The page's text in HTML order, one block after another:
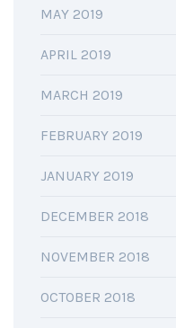
MAY 2019
APRIL 2019
MARCH 2019
FEBRUARY 2019
JANUARY 2019
DECEMBER 2018
NOVEMBER 2018
OCTOBER 2018